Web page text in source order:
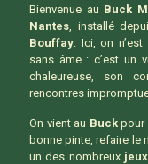
Bienvenue au Buck
Nantes, installé
Bouffay. Ici, on
sans âme : c’est un
chaleureuse, son
rencontres
On vient au Buckpour
bonne pinte, refaire le
un des nombreux